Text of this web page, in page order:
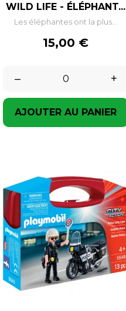
WILD LIFE - ÉLÉPHANT...
Les éléphantes ont la plus...
Prix
15,00 €
– +
AJOUTER AU PANIER